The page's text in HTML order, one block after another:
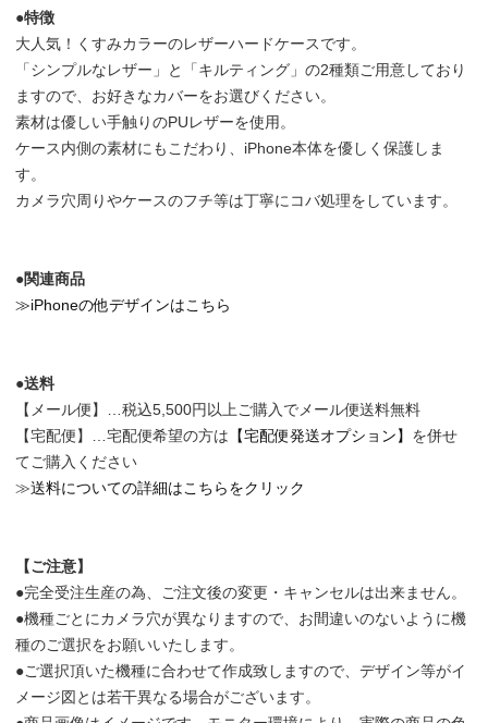
●特徴
大人気！くすみカラーのレザーハードケースです。
「シンプルなレザー」と「キルティング」の2種類ご用意しており
ますので、お好きなカバーをお選びください。
素材は優しい手触りのPUレザーを使用。
ケース内側の素材にもこだわり、iPhone本体を優しく保護しま
す。
カメラ穴周りやケースのフチ等は丁寧にコバ処理をしています。
●関連商品
≫iPhoneの他デザインはこちら
●送料
【メール便】…税込5,500円以上ご購入でメール便送料無料
【宅配便】…宅配便希望の方は 【宅配便発送オプション】 を併せ
てご購入ください
≫送料についての詳細はこちらをクリック
【ご注意】
●完全受注生産の為、ご注文後の変更・キャンセルは出来ません。
●機種ごとにカメラ穴が異なりますので、お間違いのないように機
種のご選択をお願いいたします。
●ご選択頂いた機種に合わせて作成致しますので、デザイン等がイ
メージ図とは若干異なる場合がございます。